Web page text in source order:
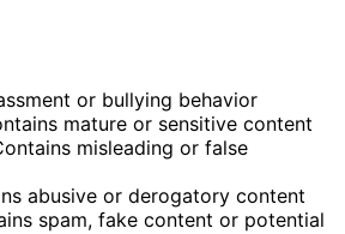
or bullying behavior
mature or sensitive content
misleading or false
abusive or derogatory content
spam, fake content or potential